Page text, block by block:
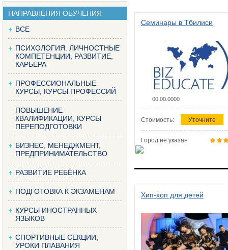
НАПРАВЛЕНИЯ ОБУЧЕНИЯ
ВСЕ
ПСИХОЛОГИЯ. ЛИЧНОСТНЫЕ
КОМПЕТЕНЦИИ, РАЗВИТИЕ,
КАРЬЕРА
ПРОФЕССИОНАЛЬНЫЕ
КУРСЫ, КУРСЫ ПРОФЕССИЙ
ПОВЫШЕНИЕ
КВАЛИФИКАЦИИ, КУРСЫ
ПЕРЕПОДГОТОВКИ
БИЗНЕС, МЕНЕДЖМЕНТ,
ПРЕДПРИНИМАТЕЛЬСТВО
РАЗВИТИЕ РЕБЁНКА
ПОДГОТОВКА К ЭКЗАМЕНАМ
КУРСЫ ИНОСТРАННЫХ
ЯЗЫКОВ
СПОРТИВНЫЕ СЕКЦИИ,
УРОКИ ПЛАВАНИЯ
Семинары в Тбилиси
00.00.0000
Стоимость: Уточните
Город не указан
Хип-хоп для детей